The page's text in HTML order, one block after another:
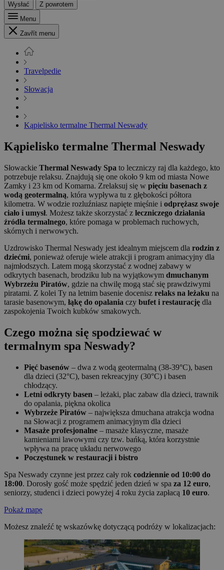
Wysłać
Z powrotem
Menu
Zavřít menu
Travelpedie
Słowacja
Kąpielisko termalne Thermal Neswady
Kąpielisko termalne Thermal Neswady
Słowackie Thermal Neswady Spa to leczniczy raj dla każdego, kto
potrzebuje relaksu. Znajdują się one około 9 km od miasta Nowe
Zamky i 23 km od Komarna. Zrelaksuj się w pięciu basenach z
wodą geotermalną, która wypływa tu z głębokości półtora
kilometra. W wodzie rozluźniasz napięte mięśnie i odprężasz swoje
ciało i umysł. Możesz także skorzystać z leczniczego działania
źródła termalnego, które pomaga w problemach ruchowych,
skórnych i nerwowych.
Uzdrowisko Thermal Neswady jest idealnym miejscem dla rodzin z
dziećmi, ponieważ oferuje wiele atrakcji i program animacyjny dla
najmłodszych. Latem mogą skorzystać z wodnej zabawy w
odkrytych basenach, brodziku lub na wyjątkowym dmuchanym
Wybrzeżu Piratów, gdzie na chwilę mogą stać się prawdziwymi
piratami. Z kolei Ty na letnim basenie docenisz relaks na leżaku na
tarasie basenowym, łąkę do opalania czy bufet i restaurację dla
zaspokojenia Twoich kubków smakowych.
Czego można się spodziewać w
termalnym spa Neswady?
Pięć basenów – dwa z wodą geotermalną (38-39°C), basen
dla dzieci (32°C), basen rekreacyjny (30°C) i basen
chłodzący.
Letni odkryty basen – leżaki, plac zabaw dla dzieci, trawnik
do opalania, piękna okolica
Wybrzeże Piratów – największa dmuchana atrakcja wodna
na Słowacji z programem animacyjnym dla dzieci
Masaże profesjonalne – masaże klasyczne, masaże
kamieniami lawowymi czy tzw. bańką, która korzystnie
wpływa na pracę układu nerwowego
Poczęstunek w restauracji i bistro
Spa Neswady czynne jest przez cały rok codziennie od 10:00 do
18:00. Dorosły gość może spędzić jeden dzień w spa za 12 euro,
seniorzy, studenci i dzieci powyżej 4 roku życia zapłacą 10 euro.
Pokaż mapę
Możesz znaleźć tę wskazówkę dotyczącą podróży w lokalizacjach: